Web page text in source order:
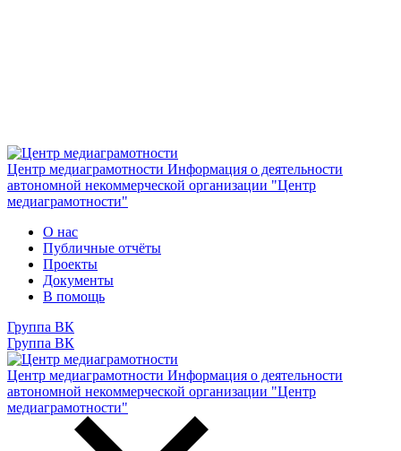
Центр медиаграмотности Информация о деятельности
автономной некоммерческой организации "Центр
медиаграмотности"
О нас
Публичные отчёты
Проекты
Документы
В помощь
Группа ВК
Группа ВК
Центр медиаграмотности Информация о деятельности
автономной некоммерческой организации "Центр
медиаграмотности"